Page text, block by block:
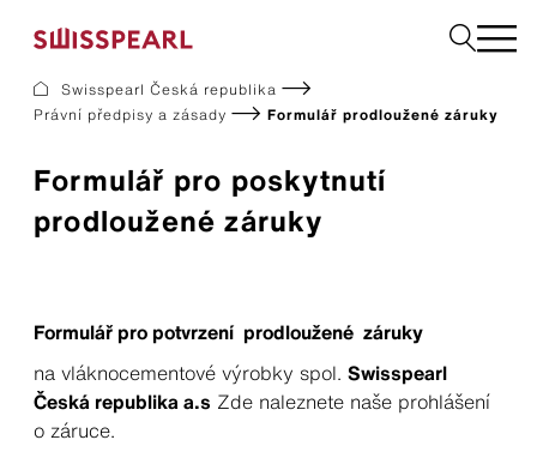
Společnost
Služby
Inspirace
Ke stažení
Swisspearl a udržitelnost
Kariéra
Fasády
Konstrukční desky
Vyžádejte si vzorek
Swisspearl Česká republika
Právní předpisy a zásady
Formulář prodloužené záruky
Formulář pro poskytnutí
prodloužené záruky
Formulář pro potvrzení prodloužené záruky
na vláknocementové výrobky spol. Swisspearl
Česká republika a.s Zde naleznete naše prohlášení
o záruce.